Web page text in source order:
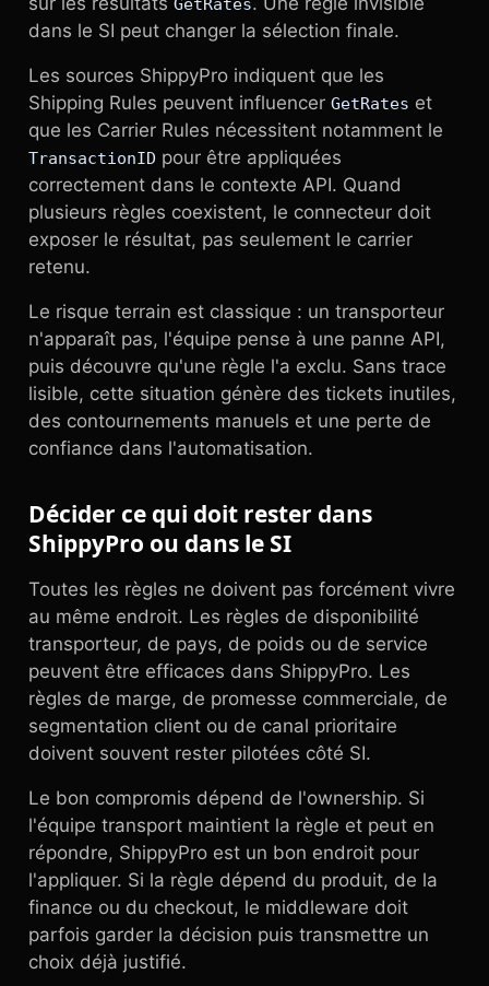
GetRates
dans le SI peut changer la sélection finale.
Les sources ShippyPro indiquent que les
Shipping Rules peuvent influencer GetRates et
que les Carrier Rules nécessitent notamment le
TransactionID pour être appliquées
correctement dans le contexte API. Quand
plusieurs règles coexistent, le connecteur doit
exposer le résultat, pas seulement le carrier
retenu.
Le risque terrain est classique : un transporteur
n'apparaît pas, l'équipe pense à une panne API,
puis découvre qu'une règle l'a exclu. Sans trace
lisible, cette situation génère des tickets inutiles,
des contournements manuels et une perte de
confiance dans l'automatisation.
Décider ce qui doit rester dans
ShippyPro ou dans le SI
Toutes les règles ne doivent pas forcément vivre
au même endroit. Les règles de disponibilité
transporteur, de pays, de poids ou de service
peuvent être efficaces dans ShippyPro. Les
règles de marge, de promesse commerciale, de
segmentation client ou de canal prioritaire
doivent souvent rester pilotées côté SI.
Le bon compromis dépend de l'ownership. Si
l'équipe transport maintient la règle et peut en
répondre, ShippyPro est un bon endroit pour
l'appliquer. Si la règle dépend du produit, de la
finance ou du checkout, le middleware doit
parfois garder la décision puis transmettre un
choix déjà justifié.